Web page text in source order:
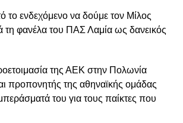
το ενδεχόμενο να δούμε τον Μίλος
τη φανέλα του ΠΑΣ Λαμία ως δανεικός
της ΑΕΚ στην Πολωνία
προπονητής της αθηναϊκής ομάδας
του για τους παίκτες που